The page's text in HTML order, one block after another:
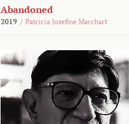
Abandoned
2019 / Patricia Josefine Marchart